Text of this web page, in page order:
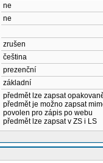
ne
ne
zrušen
čeština
prezenční
základní
předmět lze zapsat
předmět je možno zapsat
povolen pro zápis po webu
předmět lze zapsat v ZS i LS